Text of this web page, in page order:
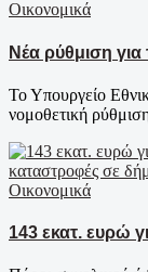
Οικονομικά
Νέα ρύθμιση
Το Υπουργείο
νομοθετική
Οικονομικά
143 εκατ. ευρώ